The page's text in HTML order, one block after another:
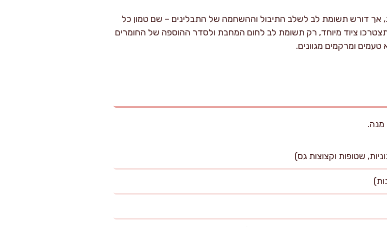
אך דורש תשומת לב לשלב התיבול וההשחמה של התבלינים – שם טמון כל
ציוד מיוחד, רק תשומת לב לחום המחבת ולסדר ההוספה של החומרים
ומרקמים מגוונים.